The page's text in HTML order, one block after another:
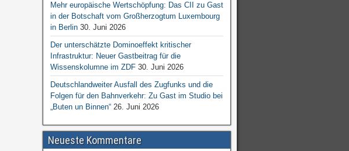
Mehr europäische Wertschöpfung: Das CII zu Gast
in der Botschaft vom Großherzogtum Luxembourg
in Berlin 30. Juni 2026
Der unterschätzte Dominoeffekt kritischer
Infrastruktur: Neuer Gastbeitrag für die
Wissenskolumne im ZDF 30. Juni 2026
Deutschlandweiter Ausfall des Zugfunks und die
Folgen für den Bahnverkehr: Zu Gast im Studio bei
„Buten un Binnen“ 26. Juni 2026
Neueste Kommentare